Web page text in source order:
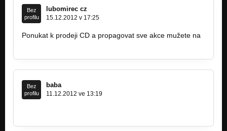
Bez
profilu
lubomirec cz
15.12.2012 v 17:25
Ponukat k prodeji CD a propagovat sve akce mužete na
Bez
profilu
baba
11.12.2012 ve 13:19